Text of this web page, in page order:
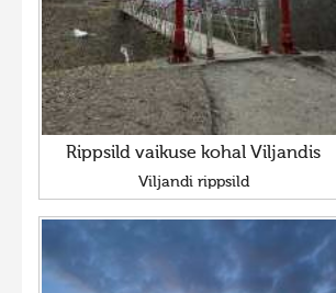
Rippsild vaikuse kohal Viljandis
Viljandi rippsild